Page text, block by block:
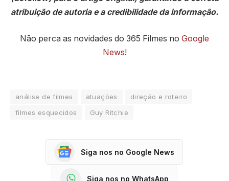
atribuição de autoria e a credibilidade da informação.
Não perca as novidades do 365 Filmes no Google
News!
análise de filmes atuações
direção e roteiro
filmes esquecidos
Guy Ritchie
Siga nos no Google News
Siga nos no WhatsApp